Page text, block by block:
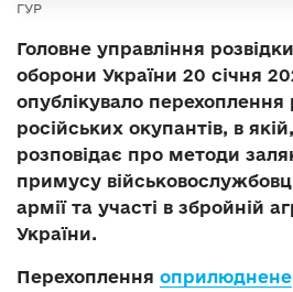
ГУР
Головне управління
оборони України 20 січня
опублікувало перехоплення
російських окупантів, в
розповідає про методи
примусу
армії та участі в збройній
України.
Перехоплення оприлюднене